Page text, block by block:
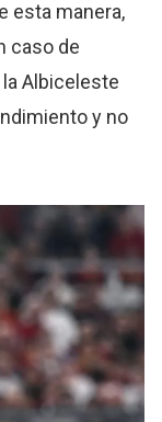
esta manera,
caso de
Albiceleste
y no